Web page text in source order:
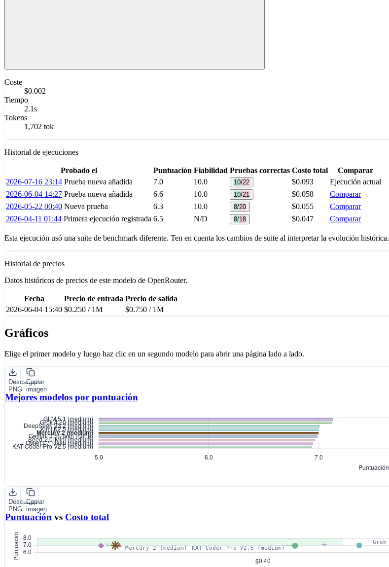
Coste
$0.002
Tiempo
2.1s
Tokens
1,702 tok
Historial de ejecuciones
Probado el Puntuación Fiabilidad Pruebas correctas Costo total
Comparar
2026-07-16 23:14 Prueba nueva añadida 7.0 10.0 10/22 $0.093
Ejecución actual
2026-06-04 14:27 Prueba nueva añadida 6.6 10.0 10/21 $0.058
Comparar
2026-05-22 00:40 Nueva prueba 6.3 10.0 8/20 $0.055
Comparar
2026-04-11 01:44 Primera ejecución registrada 6.5 N/D 8/18 $0.047 Comparar
Esta ejecución usó una suite de benchmark diferente. Ten en cuenta los cambios de suite al interpretar la evolución histórica.
Historial de precios
Datos históricos de precios de este modelo de OpenRouter.
Fecha Precio de entrada Precio de salida
2026-06-04 15:40 $0.250 / 1M $0.750 / 1M
Gráficos
Elige el primer modelo y luego haz clic en un segundo modelo para abrir una página lado a lado.
Descargar
PNG
Copiar
imagen
Mejores modelos por puntuación
Descargar
PNG
Copiar
imagen
Puntuación vs Costo total